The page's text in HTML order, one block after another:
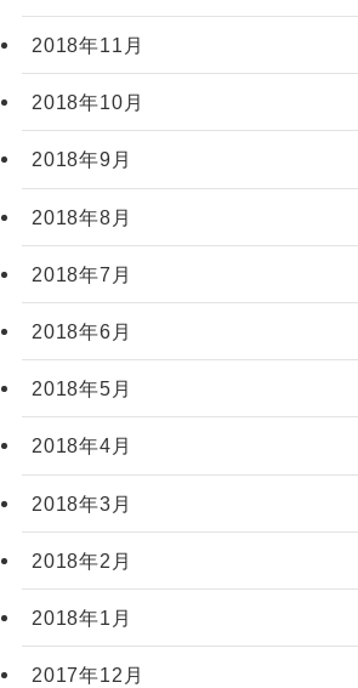
2018年11月
2018年10月
2018年9月
2018年8月
2018年7月
2018年6月
2018年5月
2018年4月
2018年3月
2018年2月
2018年1月
2017年12月